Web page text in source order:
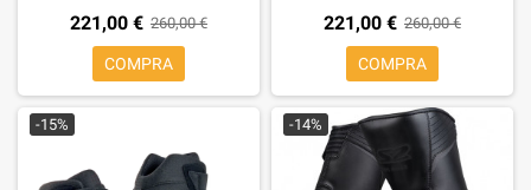
221,00 € 260,00 €
COMPRA
221,00 € 260,00 €
COMPRA
-15% -14%